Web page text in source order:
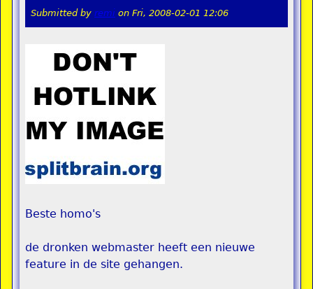
Submitted by remi on Fri, 2008-02-01 12:06
Beste homo's
de dronken webmaster heeft een nieuwe
feature in de site gehangen.